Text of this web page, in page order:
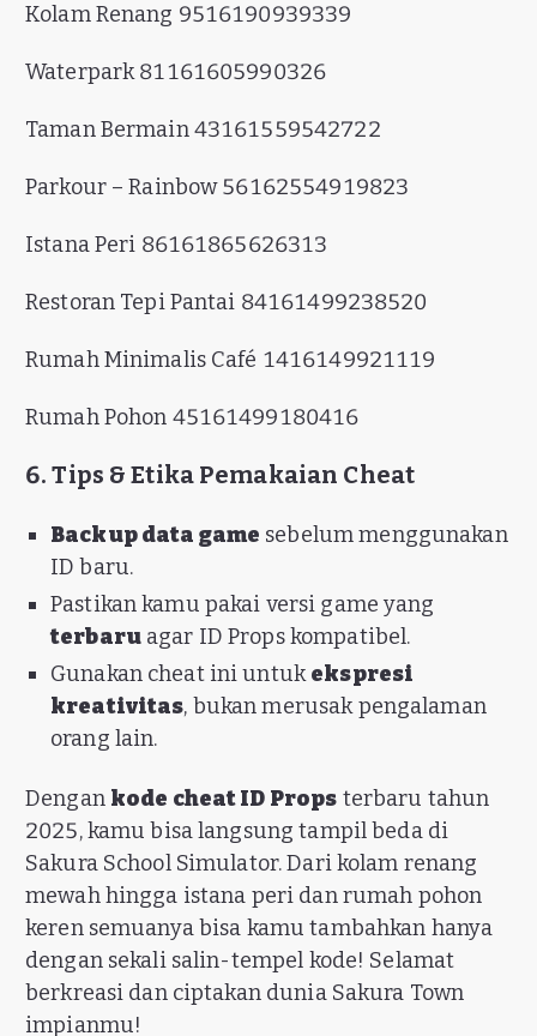
Kolam Renang 9516190939339
Waterpark 81161605990326
Taman Bermain 43161559542722
Parkour – Rainbow 56162554919823
Istana Peri 86161865626313
Restoran Tepi Pantai 84161499238520
Rumah Minimalis Café 1416149921119
Rumah Pohon 45161499180416
6. Tips & Etika Pemakaian Cheat
Backup data game sebelum menggunakan
ID baru.
Pastikan kamu pakai versi game yang
terbaruagar ID Props kompatibel.
Gunakan cheat ini untukekspresi
kreativitas, bukan merusak pengalaman
orang lain.
Dengan kode cheat ID Props terbaru tahun
2025, kamu bisa langsung tampil beda di
Sakura School Simulator. Dari kolam renang
mewah hingga istana peri dan rumah pohon
keren semuanya bisa kamu tambahkan hanya
dengan sekali salin-tempel kode! Selamat
berkreasi dan ciptakan dunia Sakura Town
impianmu!